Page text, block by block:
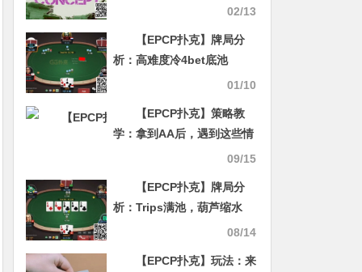
02/13
【EPCP扑克】牌局分
析：高难度冷4bet底池
01/10
【EPCP扑克】策略教
学：拿到AA后，遇到这些情
09/15
【EPCP扑克】牌局分
析：Trips满池，葫芦缩水
08/14
【EPCP扑克】玩法：来